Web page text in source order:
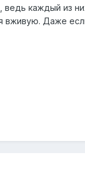
каждый из
вживую. Даже